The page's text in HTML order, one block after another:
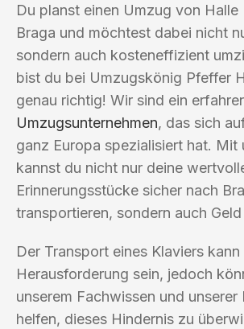
Du planst einen Umzug von Halle
Braga und möchtest dabei nicht
sondern auch kosteneffizient
bist du bei Umzugskönig Pfeffer
genau richtig! Wir sind ein
Umzugsunternehmen, das sich
ganz Europa spezialisiert hat. Mit
kannst du nicht nur deine
Erinnerungsstücke sicher nach
transportieren, sondern auch Geld
Der Transport eines Klaviers
Herausforderung sein, jedoch
unserem Fachwissen und unserer
helfen, dieses Hindernis zu